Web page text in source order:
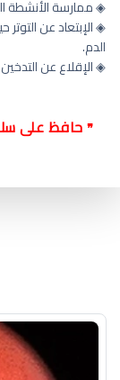
◈ ممارسة الأنشطة
◈ الإبتعاد عن
الدم.
◈ الإقلاع عن
❞حافظ على